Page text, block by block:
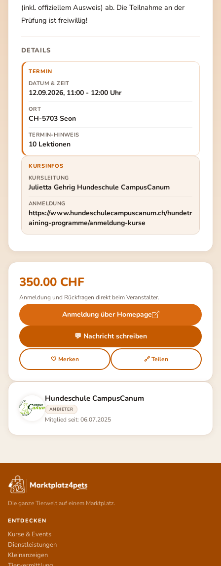
(inkl. offiziellem Ausweis) ab. Die Teilnahme an der
Prüfung ist freiwillig!
DETAILS
TERMIN
DATUM & ZEIT
12.09.2026, 11:00 - 12:00 Uhr
ORT
CH-5703 Seon
TERMIN-HINWEIS
10 Lektionen
KURSINFOS
KURSLEITUNG
Julietta Gehrig Hundeschule CampusCanum
ANMELDUNG
https://www.hundeschulecampuscanum.ch/hundetr
aining-programme/anmeldung-kurse
350.00 CHF
Anmeldung und Rückfragen direkt beim Veranstalter.
Anmeldung über Homepage
(externer Link)
💬 Nachricht schreiben
🤍 Merken 🔗 Teilen
Hundeschule CampusCanum
ANBIETER
Mitglied seit: 06.07.2025
Die ganze Tierwelt auf einem Marktplatz.
ENTDECKEN
Kurse & Events
Dienstleistungen
Kleinanzeigen